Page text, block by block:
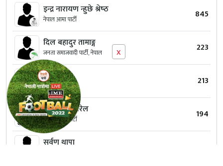
इन्द्र नारायण न्हुछे श्रेष्‍ठ
नेपाल आमा पार्टी 845
दिल बहादुर तामाङ्ग
जनता समाजवादी पार्टी, नेपाल 223
उमेश श्रेष्‍ठ
स्वतन्त्र 213
लोकेन्द्र पोखरेल
हाम्रो नेपाली पार्टी 194
सुर्वण थापा
x